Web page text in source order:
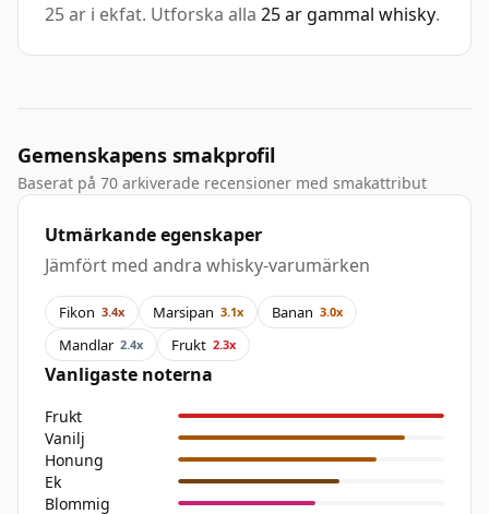
25 ar i ekfat. Utforska alla 25 ar gammal whisky.
Gemenskapens smakprofil
Baserat på 70 arkiverade recensioner med smakattribut
Utmärkande egenskaper
Jämfört med andra whisky-varumärken
Fikon 3.4x Marsipan 3.1x Banan 3.0x
Mandlar 2.4x Frukt 2.3x
Vanligaste noterna
Frukt
Vanilj
Honung
Ek
Blommig